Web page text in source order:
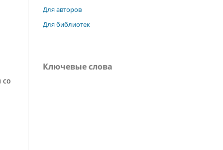
со
Для авторов
Для библиотек
Ключевые слова